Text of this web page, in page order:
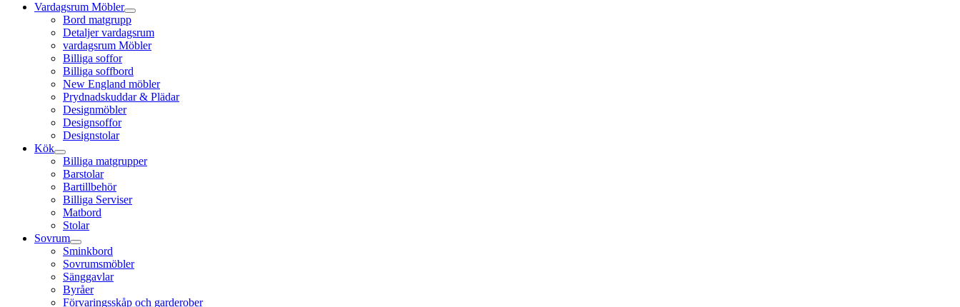
Vardagsrum Möbler
Bord matgrupp
Detaljer vardagsrum
vardagsrum Möbler
Billiga soffor
Billiga soffbord
New England möbler
Prydnadskuddar & Plädar
Designmöbler
Designsoffor
Designstolar
Kök
Billiga matgrupper
Barstolar
Bartillbehör
Billiga Serviser
Matbord
Stolar
Sovrum
Sminkbord
Sovrumsmöbler
Sänggavlar
Byråer
Förvaringsskåp och garderober